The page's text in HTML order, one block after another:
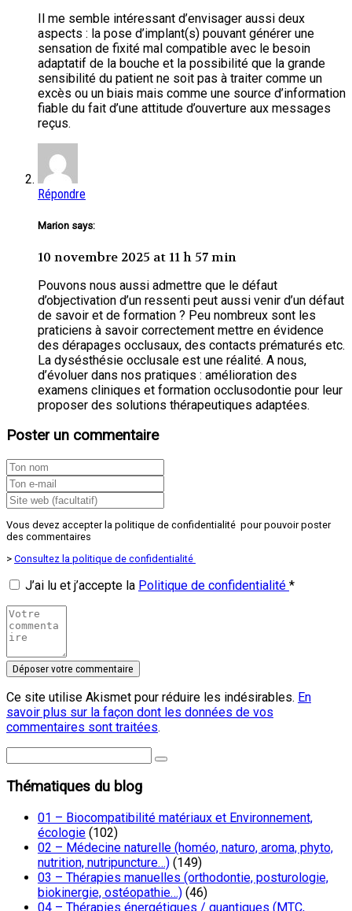
Il me semble intéressant d’envisager aussi deux
aspects : la pose d’implant(s) pouvant générer une
sensation de fixité mal compatible avec le besoin
adaptatif de la bouche et la possibilité que la grande
sensibilité du patient ne soit pas à traiter comme un
excès ou un biais mais comme une source d’information
fiable du fait d’une attitude d’ouverture aux messages
reçus.
Répondre
Marion says:
10 novembre 2025 at 11 h 57 min
Pouvons nous aussi admettre que le défaut
d’objectivation d’un ressenti peut aussi venir d’un défaut
de savoir et de formation ? Peu nombreux sont les
praticiens à savoir correctement mettre en évidence
des dérapages occlusaux, des contacts prématurés etc.
La dysésthésie occlusale est une réalité. A nous,
d’évoluer dans nos pratiques : amélioration des
examens cliniques et formation occlusodontie pour leur
proposer des solutions thérapeutiques adaptées.
Poster un commentaire
Vous devez accepter la politique de confidentialité pour pouvoir poster
des commentaires
> Consultez la politique de confidentialité
J’ai lu et j’accepte la Politique de confidentialité *
Ce site utilise Akismet pour réduire les indésirables. En
savoir plus sur la façon dont les données de vos
commentaires sont traitées.
Thématiques du blog
01 – Biocompatibilité matériaux et Environnement,
écologie (102)
02 – Médecine naturelle (homéo, naturo, aroma, phyto,
nutrition, nutripuncture…) (149)
03 – Thérapies manuelles (orthodontie, posturologie,
biokinergie, ostéopathie…) (46)
04 – Thérapies énergétiques / quantiques (MTC,